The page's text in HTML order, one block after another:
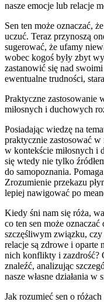
nasze emocje lub relacje
Sen ten może oznaczać,
uczuć. Teraz przynoszą
sugerować, że ufamy
wobec kogoś były zbyt
zastanowić się nad
ewentualne trudności,
Praktyczne zastosowanie
miłosnych i duchowych
Posiadając wiedzę na
praktycznie zastosować
w kontekście miłosnych i
się wtedy nie tylko
do samopoznania.
Zrozumienie przekazu
lepiej nawigować po
Kiedy śni nam się róża,
co ten sen może
szczęśliwym związku, czy
relacje są zdrowe i oparte
nich konflikty i zazdrość?
znaleźć, analizując
nasze własne działania w
Jak rozumieć sen o